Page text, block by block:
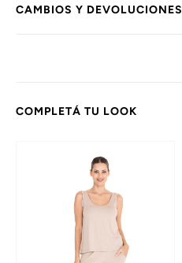
CAMBIOS Y DEVOLUCIONES
COMPLETÁ TU LOOK